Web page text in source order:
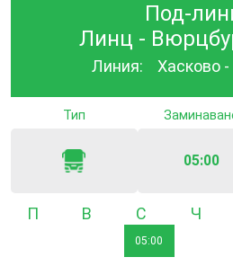
Под-
Линц -
Линия: Хасково
Тип
05:00
ПонеделникВторник
05:00